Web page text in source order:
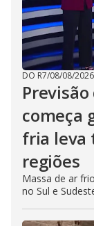
DO R7/08/08/2026
começa
fria leva
regiões
Massa de ar
no Sul e